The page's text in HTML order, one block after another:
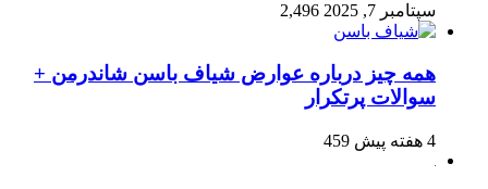
سپتامبر 7, 2025 2,496
همه چیز درباره عوارض شیاف باسن شاندرمن +
سوالات پرتکرار
4 هفته پیش 459